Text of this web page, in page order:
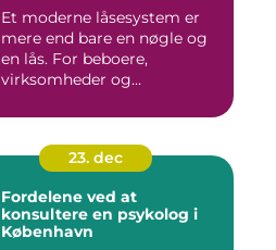
Et moderne låsesystem er
mere end bare en nøgle og
en lås. For beboere,
virksomheder og
23. dec
Fordelene ved at
konsultere en psykolog i
København